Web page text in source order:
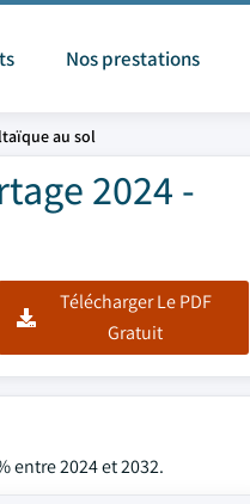
Nos prestations
au sol
2024 -
Télécharger Le PDF
Gratuit
entre 2024 et 2032.